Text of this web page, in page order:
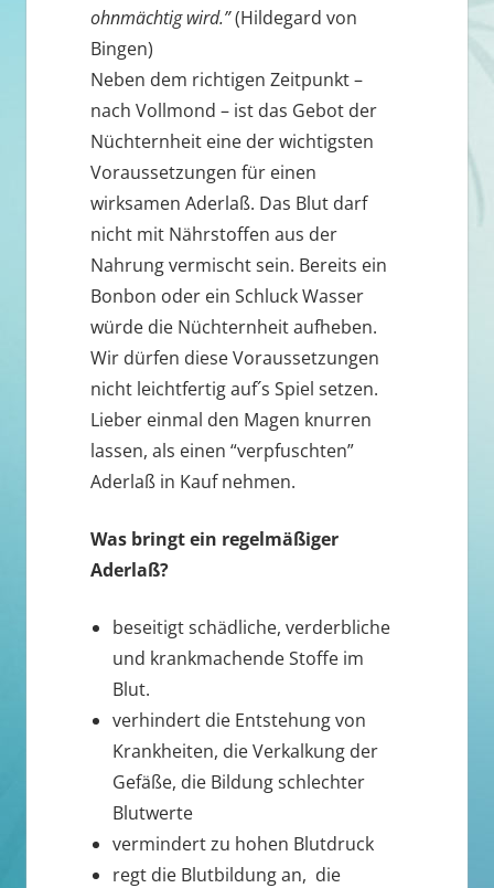
ohnmächtig wird.”(Hildegard von
Bingen)
Neben dem richtigen Zeitpunkt –
nach Vollmond – ist das Gebot der
Nüchternheit eine der wichtigsten
Voraussetzungen für einen
wirksamen Aderlaß. Das Blut darf
nicht mit Nährstoffen aus der
Nahrung vermischt sein. Bereits ein
Bonbon oder ein Schluck Wasser
würde die Nüchternheit aufheben.
Wir dürfen diese Voraussetzungen
nicht leichtfertig auf´s Spiel setzen.
Lieber einmal den Magen knurren
lassen, als einen “verpfuschten”
Aderlaß in Kauf nehmen.
Was bringt ein regelmäßiger
Aderlaß?
beseitigt schädliche, verderbliche
und krankmachende Stoffe im
Blut.
verhindert die Entstehung von
Krankheiten, die Verkalkung der
Gefäße, die Bildung schlechter
Blutwerte
vermindert zu hohen Blutdruck
regt die Blutbildung an, die